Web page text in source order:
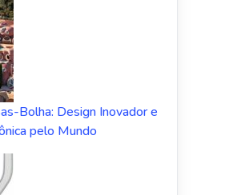
Bolha: Design Inovador e
pelo Mundo